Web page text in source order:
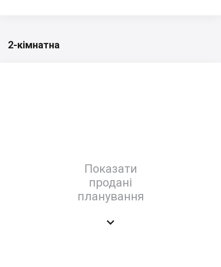
2-кімнатна
Показати
продані
планування
